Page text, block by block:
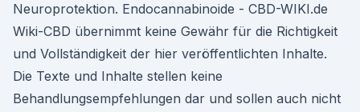
Neuroprotektion. Endocannabinoide - CBD-WIKI.de
Wiki-CBD übernimmt keine Gewähr für die Richtigkeit
und Vollständigkeit der hier veröffentlichten Inhalte.
Die Texte und Inhalte stellen keine
Behandlungsempfehlungen dar und sollen auch nicht